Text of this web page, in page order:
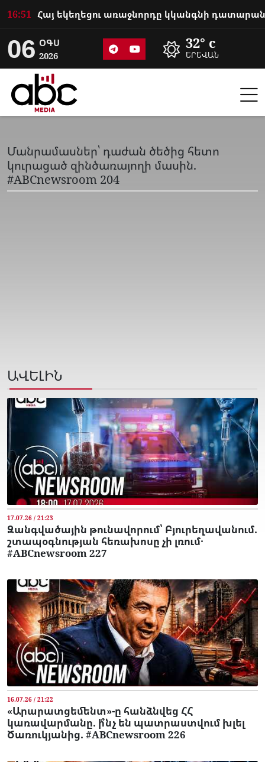
16:51
06 ՕԳՍ
2026
32° c
ԵՐԵՎԱՆ
Մանրամասներ՝ դաժան ծեծից հետո
կուրացած զինծառայողի մասին.
#ABCnewsroom 204
ԱՎԵԼԻՆ
17.07.26 / 21:23
Զանգվածային թունավորում՝ Բյուրեղավանում.
շտապօգնության հեռախոսը չի լռում․
#ABCnewsroom 227
16.07.26 / 21:22
«Արարատցեմենտ»-ը հանձնվեց ՀՀ
կառավարմանը. ի՞նչ են պատրաստվում խլել
Ծառուկյանից. #ABCnewsroom 226